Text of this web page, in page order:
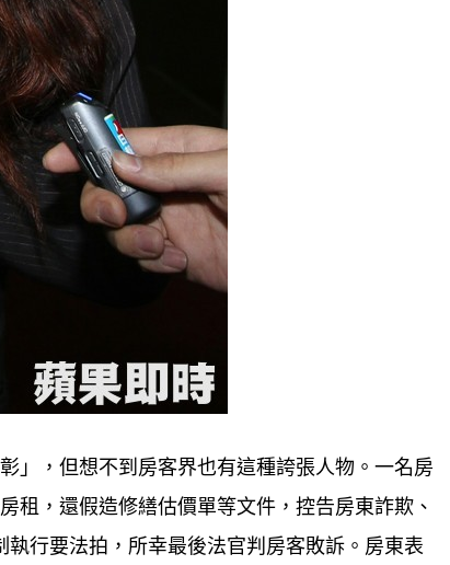
」，但想不到房客界也有這種誇張人物。一名房
租，還假造修繕估價單等文件，控告房東詐欺、
行要法拍，所幸最後法官判房客敗訴。房東表